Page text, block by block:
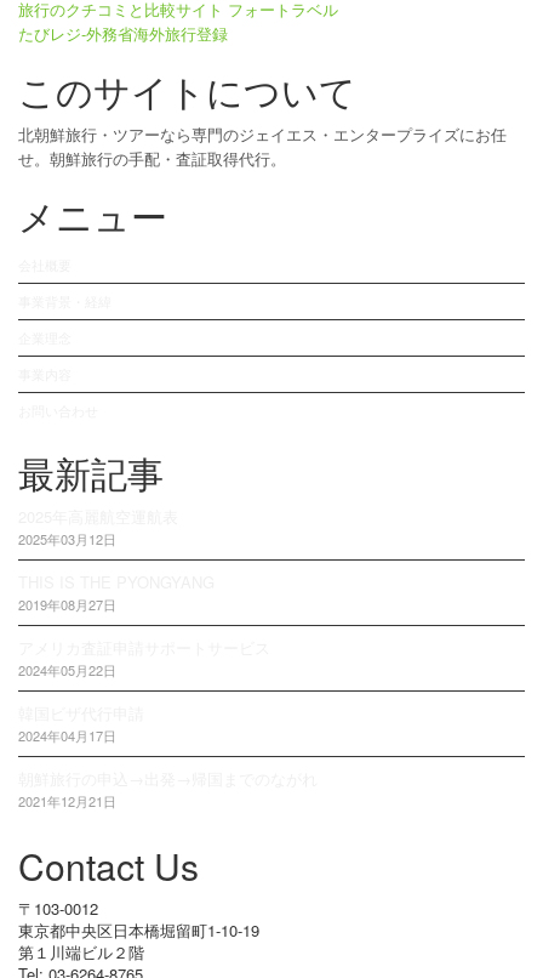
旅行のクチコミと比較サイト フォートラベル
たびレジ-外務省海外旅行登録
このサイトについて
北朝鮮旅行・ツアーなら専門のジェイエス・エンタープライズにお任
せ。朝鮮旅行の手配・査証取得代行。
メニュー
最新記事
2025年03月12日
2019年08月27日
2024年05月22日
2024年04月17日
2021年12月21日
Contact Us
〒103-0012
東京都中央区日本橋堀留町1-10-19
第１川端ビル２階